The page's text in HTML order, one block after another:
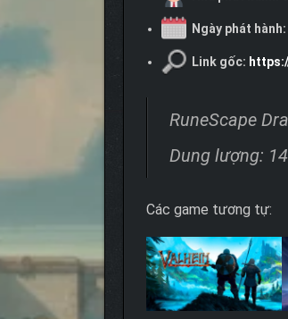
Ngày phát hành:
Link gốc:
RuneScape
Dung lượng:
Các game tương tự: